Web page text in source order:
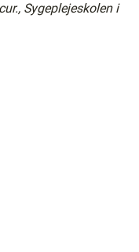
Sygeplejeskolen i